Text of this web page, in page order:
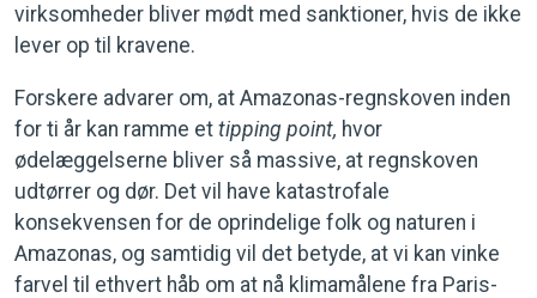
virksomheder bliver mødt med sanktioner, hvis de ikke
lever op til kravene.
Forskere advarer om, at Amazonas-regnskoven inden
for ti år kan ramme et tipping point, hvor
ødelæggelserne bliver så massive, at regnskoven
udtørrer og dør. Det vil have katastrofale
konsekvensen for de oprindelige folk og naturen i
Amazonas, og samtidig vil det betyde, at vi kan vinke
farvel til ethvert håb om at nå klimamålene fra Paris-